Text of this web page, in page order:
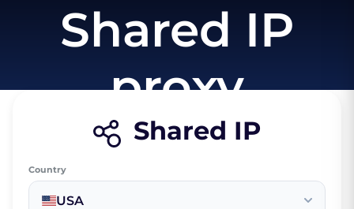
Shared IP
proxy
Shared IP
Country
USA